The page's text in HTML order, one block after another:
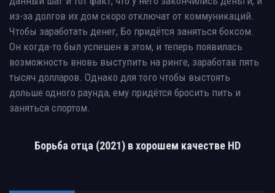
из-за долгов их дом скоро отключат от коммуникаций.
Чтобы заработать денег, Бо придётся заняться боксом.
Он когда-то был успешен в этом, и теперь появилась
возможность вновь выступить на ринге, заработав пять
тысяч долларов. Однако для того чтобы выстоять
дольше одного раунда, ему придётся бросить пить и
заняться спортом.
Борьба отца (2021) в хорошем качестве HD